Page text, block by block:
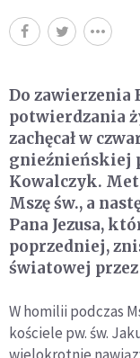
Do zawierzenia
potwierdzania
zachęcał w
gnieźnieńskiej
Kowalczyk.
Mszę św., a
Pana Jezusa,
poprzedniej,
światowej
W homilii podczas
kościele pw. św.